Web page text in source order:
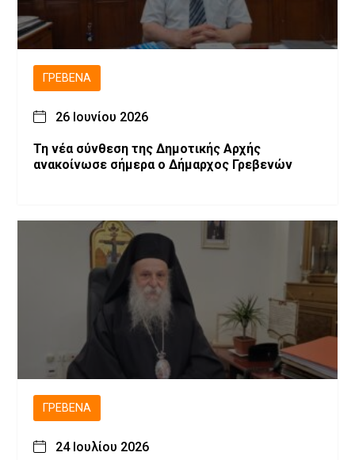
ΓΡΕΒΕΝΆ
26 Ιουνίου 2026
Τη νέα σύνθεση της Δημοτικής Αρχής
ανακοίνωσε σήμερα ο Δήμαρχος Γρεβενών
ΓΡΕΒΕΝΆ
24 Ιουλίου 2026